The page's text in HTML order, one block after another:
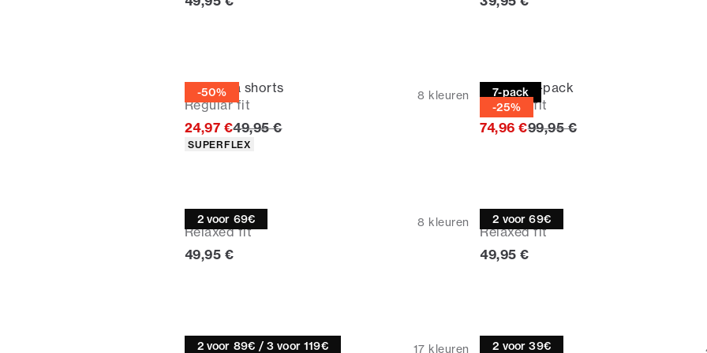
-50%
Bermuda shorts
Regular fit
8 kleuren
24,97 €Originele prijs
49,95 €
Producteigenschappen
SUPERFLEX
7-pack
-25%
T-shirt | 7-pack
Relaxed fit
74,96 €Originele prijs
99,95 €
2 voor 69€
Poloshirt
Relaxed fit
8 kleuren
Huidige prijs
49,95 €
2 voor 69€
Poloshirt
Relaxed fit
Huidige prijs
49,95 €
2 voor 89€ / 3 voor 119€
Chino korte broek
17 kleuren 2 voor 39€
T-shirt